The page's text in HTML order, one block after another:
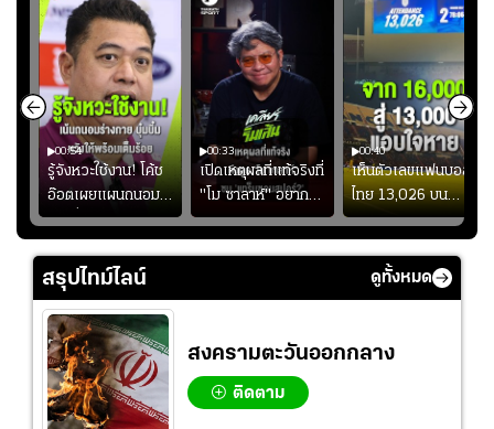
00:54
รู้จังหวะใช้งาน! โค้ช
อ๊อตเผยแผนถนอม
“บุ๋มบิ๋ม” เพื่อรักษา
ร่างกายให้พร้อมที่สุด
00:33
เปิดเหตุผลที่แท้จริงที่
"โม ซาลาห์" อยาก
ย้ายซบ "แทร็บซอนส
ปอร์"
00:40
เห็นตัวเลขแฟนบอล
ไทย 13,026 บน
สกอร์บอร์ดแล้วแอบ
ใจหาย น้อยกว่านัดที่
แล้วเจอมาเลเซียตั้ง
สรุปไทม์ไลน์ ดูทั้งหมด
สงครามตะวันออกกลาง
ติดตาม